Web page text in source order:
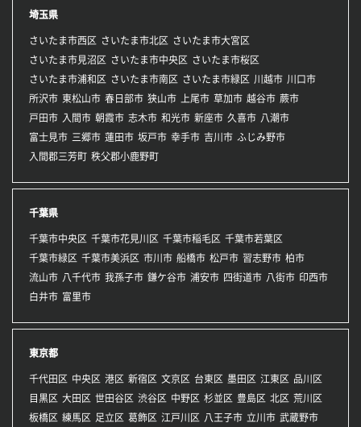
埼玉県
さいたま市西区 さいたま市北区
さいたま市大宮区
さいたま市見沼区
さいたま市中央区
さいたま市桜区
さいたま市浦和区
さいたま市南区 さいたま市緑区 川越市 川口市
所沢市 東松山市 春日部市 狭山市 上尾市 草加市 越谷市 蕨市
戸田市 入間市 朝霞市 志木市 和光市 新座市 久喜市 八潮市
富士見市 三郷市 蓮田市 坂戸市 幸手市 吉川市 ふじみ野市
入間郡三芳町 秩父郡小鹿野町
千葉県
千葉市中央区 千葉市花見川区 千葉市稲毛区 千葉市若葉区
千葉市緑区 千葉市美浜区 市川市 船橋市 松戸市 習志野市 柏市
流山市 八千代市 我孫子市 鎌ケ谷市 浦安市 四街道市 八街市 印西市
白井市 富里市
東京都
千代田区 中央区 港区 新宿区 文京区 台東区 墨田区 江東区 品川区
目黒区 大田区 世田谷区 渋谷区 中野区 杉並区 豊島区 北区 荒川区
板橋区 練馬区 足立区 葛飾区 江戸川区 八王子市 立川市 武蔵野市